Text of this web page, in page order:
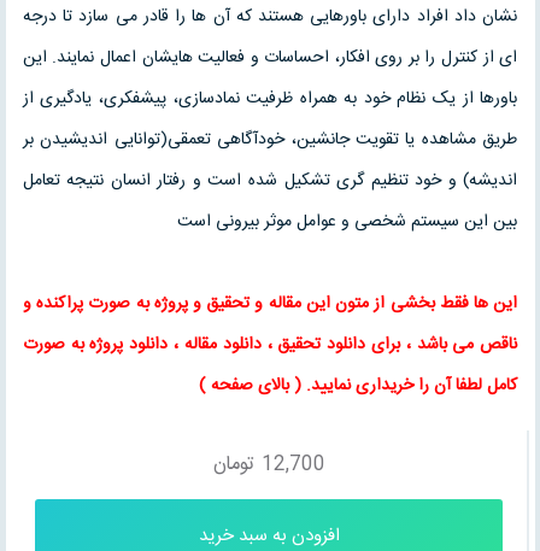
نشان داد افراد دارای باورهایی هستند که آن ها را قادر می سازد تا درجه
ای از کنترل را بر روی افکار، احساسات و فعالیت هایشان اعمال نمایند. این
باورها از یک نظام خود به همراه ظرفیت نمادسازی، پیشفکری، یادگیری از
طریق مشاهده یا تقویت جانشین، خودآگاهی تعمقی(توانایی اندیشیدن بر
اندیشه) و خود تنظیم گری تشکیل شده است و رفتار انسان نتیجه تعامل
بین این سیستم شخصی و عوامل موثر بیرونی است
این ها فقط بخشی از متون اینمقاله وتحقیق و پروژه به صورت پراکنده و
ناقص می باشد ، برای دانلود تحقیق ، دانلود مقاله ، دانلود پروژه به صورت
کامل لطفا آن را خریداری نمایید. ( بالای صفحه )
12,700 تومان
افزودن به سبد خرید